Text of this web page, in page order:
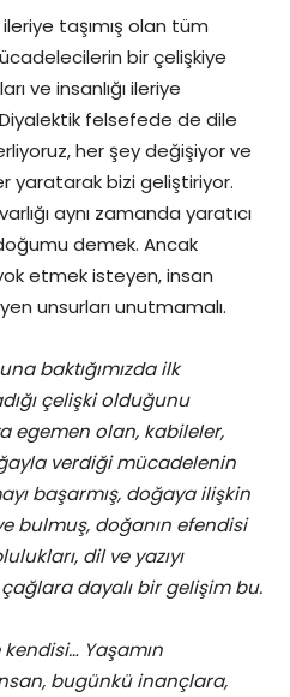
ileriye taşımış olan tüm
bir çelişkiye
ve insanlığı ileriye
Diyalektik felsefede de dile
her şey değişiyor ve
yaratarak bizi geliştiriyor.
aynı zamanda yaratıcı
demek. Ancak
etmek isteyen, insan
unsurları unutmamalı.
baktığımızda ilk
çelişki olduğunu
egemen olan, kabileler,
verdiği mücadelenin
başarmış, doğaya ilişkin
bulmuş, doğanın efendisi
dil ve yazıyı
dayalı bir gelişim bu.
Yaşamın
bugünkü inançlara,